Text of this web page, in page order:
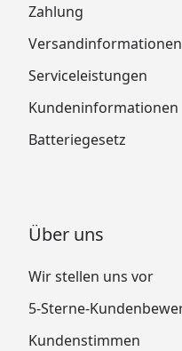
Zahlung
Versandinformationen
Serviceleistungen
Kundeninformationen
Batteriegesetz
Über uns
Wir stellen uns vor
5-Sterne-
Kundenstimmen